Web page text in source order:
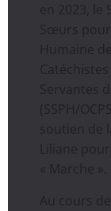
en 2023, le
Sœurs
Humaine
Servantes
(SSPH/
soutien de
Liliane
« Marche ».
Au cours